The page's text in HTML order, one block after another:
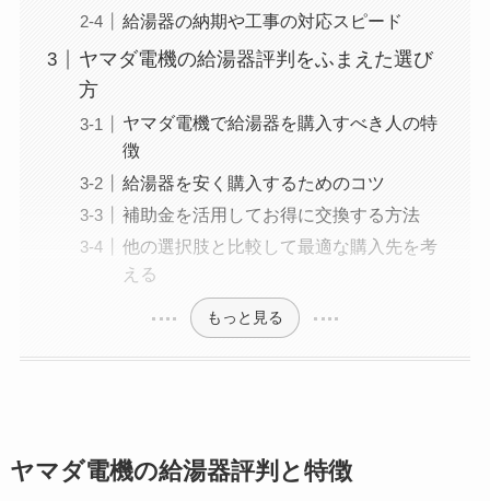
給湯器の納期や工事の対応スピード
ヤマダ電機の給湯器評判をふまえた選び
方
ヤマダ電機で給湯器を購入すべき人の特
徴
給湯器を安く購入するためのコツ
補助金を活用してお得に交換する方法
他の選択肢と比較して最適な購入先を考
える
もっと見る
ヤマダ電機の給湯器評判と特徴